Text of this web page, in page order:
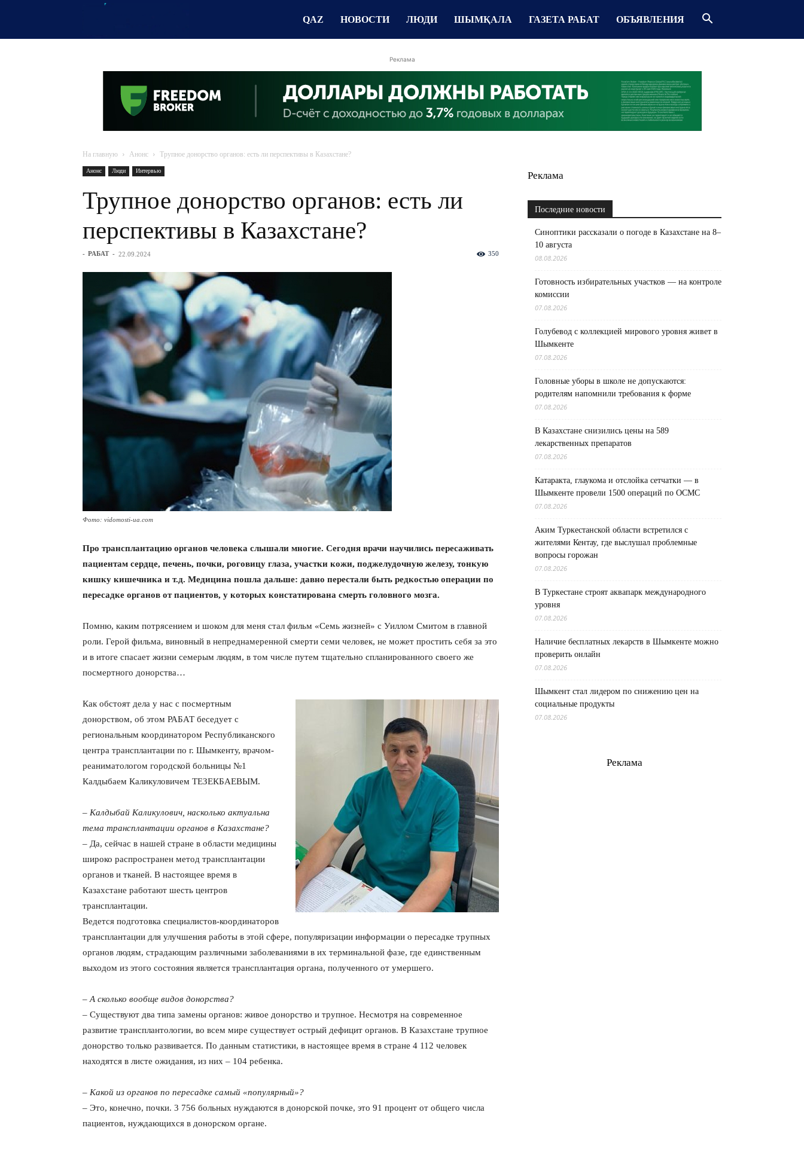
QAZ НОВОСТИ ЛЮДИ ШЫМҚАЛА ГАЗЕТА РАБАТ ОБЪЯВЛЕНИЯ
Реклама
На главную Анонс Трупное донорство органов: есть ли перспективы в Казахстане?
Анонс Люди Интервью
Трупное донорство органов: есть ли
перспективы в Казахстане?
- РАБАТ - 22.09.2024 350
Фото: vidomosti-ua.com
Про трансплантацию органов человека слышали многие. Сегодня врачи научились пересаживать
пациентам сердце, печень, почки, роговицу глаза, участки кожи, поджелудочную железу, тонкую
кишку кишечника и т.д. Медицина пошла дальше: давно перестали быть редкостью операции по
пересадке органов от пациентов, у которых констатирована смерть головного мозга.
Помню, каким потрясением и шоком для меня стал фильм «Семь жизней» с Уиллом Смитом в главной
роли. Герой фильма, виновный в непреднамеренной смерти семи человек, не может простить себя за это
и в итоге спасает жизни семерым людям, в том числе путем тщательно спланированного своего же
посмертного донорства…
Как обстоят дела у нас с посмертным
донорством, об этом РАБАТ беседует с
региональным координатором Республиканского
центра трансплантации по г. Шымкенту, врачом-
реаниматологом городской больницы №1
Калдыбаем Каликуловичем ТЕЗЕКБАЕВЫМ.
– Калдыбай Каликулович, насколько актуальна
тема трансплантации органов в Казахстане?
– Да, сейчас в нашей стране в области медицины
широко распространен метод трансплантации
органов и тканей. В настоящее время в
Казахстане работают шесть центров
трансплантации.
Ведется подготовка специалистов-координаторов
трансплантации для улучшения работы в этой сфере, популяризации информации о пересадке трупных
органов людям, страдающим различными заболеваниями в их терминальной фазе, где единственным
выходом из этого состояния является трансплантация органа, полученного от умершего.
– А сколько вообще видов донорства?
– Существуют два типа замены органов: живое донорство и трупное. Несмотря на современное
развитие трансплантологии, во всем мире существует острый дефицит органов. В Казахстане трупное
донорство только развивается. По данным статистики, в настоящее время в стране 4 112 человек
находятся в листе ожидания, из них – 104 ребенка.
– Какой из органов по пересадке самый «популярный»?
– Это, конечно, почки. 3 756 больных нуждаются в донорской почке, это 91 процент от общего числа
пациентов, нуждающихся в донорском органе.
Реклама
Последние новости
Синоптики рассказали о погоде в Казахстане на 8–
10 августа
08.08.2026
Готовность избирательных участков — на контроле
комиссии
07.08.2026
Голубевод с коллекцией мирового уровня живет в
Шымкенте
07.08.2026
Головные уборы в школе не допускаются:
родителям напомнили требования к форме
07.08.2026
В Казахстане снизились цены на 589
лекарственных препаратов
07.08.2026
Катаракта, глаукома и отслойка сетчатки — в
Шымкенте провели 1500 операций по ОСМС
07.08.2026
Аким Туркестанской области встретился с
жителями Кентау, где выслушал проблемные
вопросы горожан
07.08.2026
В Туркестане строят аквапарк международного
уровня
07.08.2026
Наличие бесплатных лекарств в Шымкенте можно
проверить онлайн
07.08.2026
Шымкент стал лидером по снижению цен на
социальные продукты
07.08.2026
Реклама